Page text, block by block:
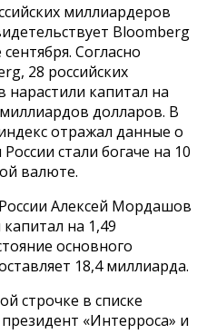
миллиардеров
Bloomberg
Согласно
28 российских
капитал на
долларов. В
отражал данные о
стали богаче на 10
валюте.
Алексей Мордашов
на 1,49
основного
18,4 миллиарда.
строчке в списке
«Интерроса» и